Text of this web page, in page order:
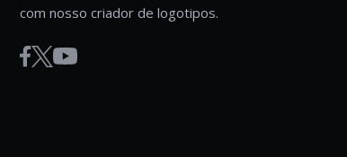
com nosso criador de logotipos.